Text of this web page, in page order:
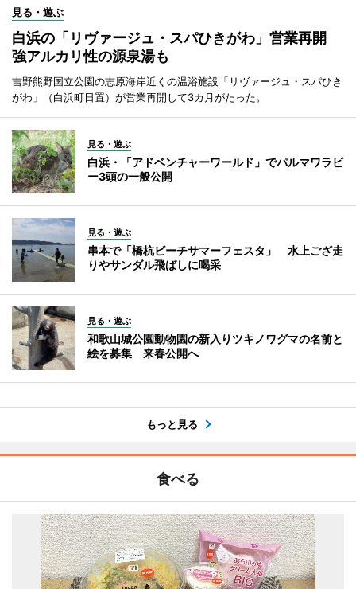
見る・遊ぶ
白浜の「リヴァージュ・スパひきがわ」営業再開
強アルカリ性の源泉湯も
吉野熊野国立公園の志原海岸近くの温浴施設「リヴァージュ・スパひき
がわ」（白浜町日置）が営業再開して3カ月がたった。
見る・遊ぶ
白浜・「アドベンチャーワールド」でパルマワラビ
ー3頭の一般公開
見る・遊ぶ
串本で「橋杭ビーチサマーフェスタ」 水上ござ走
りやサンダル飛ばしに喝采
見る・遊ぶ
和歌山城公園動物園の新入りツキノワグマの名前と
絵を募集 来春公開へ
もっと見る
食べる